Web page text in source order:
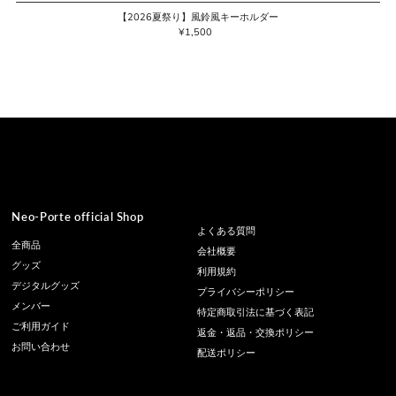
【2026夏祭り】風鈴風キーホルダー
通
¥1,500
Neo-Porte official Shop
全商品
グッズ
デジタルグッズ
メンバー
ご利用ガイド
お問い合わせ
よくある質問
会社概要
利用規約
プライバシーポリシー
特定商取引法に基づく表記
返金・返品・交換ポリシー
配送ポリシー